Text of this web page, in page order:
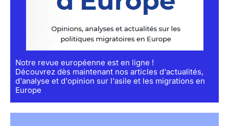
Notre revue européenne est en ligne !
Découvrez dès maintenant nos articles d'actualités,
d'analyse et d'opinion sur l'asile et les migrations en
Europe